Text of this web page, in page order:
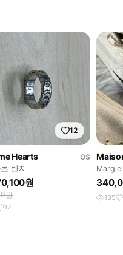
12
Hearts
OS
반지
원
원
12
135